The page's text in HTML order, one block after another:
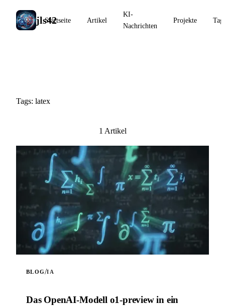
jls42
Startseite Artikel
KI-
Nachrichten
Projekte
Tags: latex
1 Artikel
BLOG/IA
Das OpenAI-Modell o1-preview in ein